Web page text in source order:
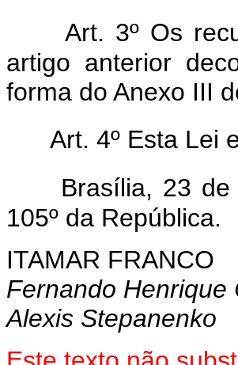
Art. 3º Os
artigo anterior
forma do Anexo III
Art. 4º Esta Lei
Brasília, 23
105º da República.
ITAMAR FRANCO
Fernando Henrique
Alexis Stepanenko